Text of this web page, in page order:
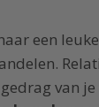
een
van